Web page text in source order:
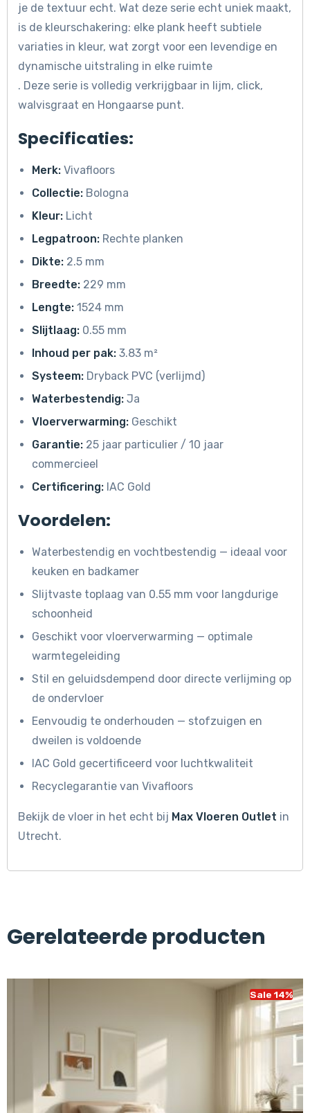
je de textuur echt. Wat deze serie echt uniek maakt,
is de kleurschakering: elke plank heeft subtiele
variaties in kleur, wat zorgt voor een levendige en
dynamische uitstraling in elke ruimte
. Deze serie is volledig verkrijgbaar in lijm, click,
walvisgraat en Hongaarse punt.
Specificaties:
Merk: Vivafloors
Collectie: Bologna
Kleur: Licht
Legpatroon: Rechte planken
Dikte: 2.5 mm
Breedte: 229 mm
Lengte: 1524 mm
Slijtlaag: 0.55 mm
Inhoud per pak: 3.83 m²
Systeem: Dryback PVC (verlijmd)
Waterbestendig: Ja
Vloerverwarming: Geschikt
Garantie: 25 jaar particulier / 10 jaar
commercieel
Certificering: IAC Gold
Voordelen:
Waterbestendig en vochtbestendig — ideaal voor
keuken en badkamer
Slijtvaste toplaag van 0.55 mm voor langdurige
schoonheid
Geschikt voor vloerverwarming — optimale
warmtegeleiding
Stil en geluidsdempend door directe verlijming op
de ondervloer
Eenvoudig te onderhouden — stofzuigen en
dweilen is voldoende
IAC Gold gecertificeerd voor luchtkwaliteit
Recyclegarantie van Vivafloors
Bekijk de vloer in het echt bij Max Vloeren Outlet in
Utrecht.
Gerelateerde producten
Sale 14%